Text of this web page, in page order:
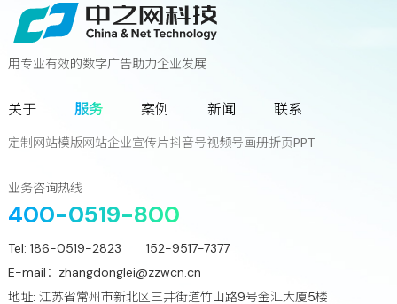
只差一次对话!
用专业有效的数字广告助力企业发展
关于 服务 案例 新闻 联系
定制网站模版网站企业宣传片抖音号视频号画册折页PPT
业务咨询热线
400-0519-800
Tel: 186-0519-2823 152-9517-7377
E-mail： zhangdonglei@zzwcn.cn
地址: 江苏省常州市新北区三井街道竹山路9号金汇大厦5楼